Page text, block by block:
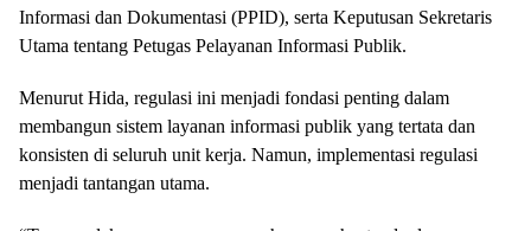
Informasi dan Dokumentasi (PPID), serta Keputusan Sekretaris
Utama tentang Petugas Pelayanan Informasi Publik.
Menurut Hida, regulasi ini menjadi fondasi penting dalam
membangun sistem layanan informasi publik yang tertata dan
konsisten di seluruh unit kerja. Namun, implementasi regulasi
menjadi tantangan utama.